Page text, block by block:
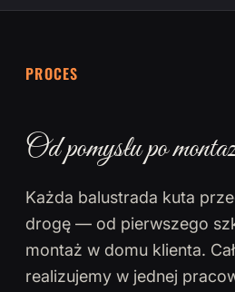
PROCES
Od pomysłu po
Każda balustrada kuta
drogę — od pierwszego
montaż w domu klienta.
realizujemy w jednej